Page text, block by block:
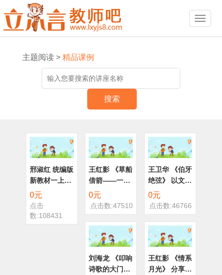
主题阅读 > 精品课例
搜索
邢淑红 统编版
新教材一上教
学策略系列讲
座——第一讲
《主题阅读整
体识字教学策
0元
点击
数:108431
王红影 《草船
借箭——一品
三国》 以文带
文 五下
0元
点击数:47510
王卫华 《伯牙
绝弦》 以文带
文 六上
0元
点击数:46766
刘海龙 《叩响
诗歌的大门》
王红影 《情系
月光》 分享展